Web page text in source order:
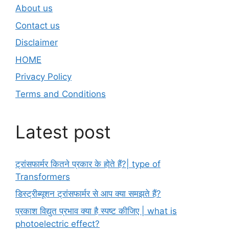
About us
Contact us
Disclaimer
HOME
Privacy Policy
Terms and Conditions
Latest post
ट्रांसफार्मर कितने प्रकार के होते हैं?| type of
Transformers
डिस्ट्रीब्यूशन ट्रांसफार्मर से आप क्या समझते हैं?
प्रकाश विद्युत प्रभाव क्या है स्पष्ट कीजिए | what is
photoelectric effect?